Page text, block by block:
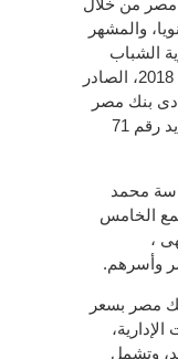
مصر من خلال
والمشهر
الشباب
والرياضة بالقاهرة، رقم 1294 لسنة 2018، الصادر
اشهار نادى بنك مصر
الرياضى طبقا لقانون الرياضة الجديد رقم 71
محمد
عام 2017 بالتجمع الخامس
،
وأسرهم.
مصر بسعر
الإدارية،
وتشمل